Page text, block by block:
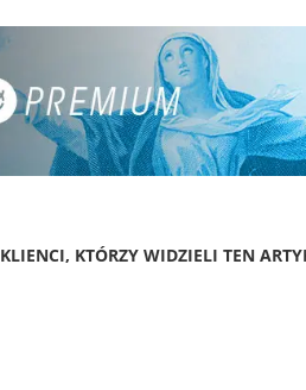
KLIENCI, KTÓRZY WIDZIELI TEN